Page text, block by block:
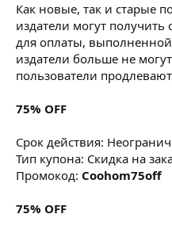
Как новые, так и старые
издатели могут
для оплаты, выполненной
издатели больше не
пользователи
75% OFF
Срок действия:
Тип купона: Скидка на
Промокод: Coohom75off
75% OFF